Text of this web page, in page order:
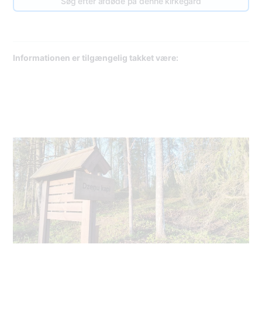
Informationen er tilgængelig takket være: